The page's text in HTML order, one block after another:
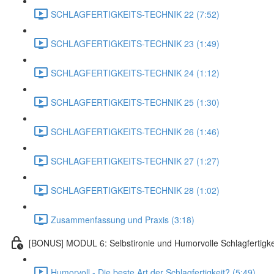
SCHLAGFERTIGKEITS-TECHNIK 22 (7:52)
SCHLAGFERTIGKEITS-TECHNIK 23 (1:49)
SCHLAGFERTIGKEITS-TECHNIK 24 (1:12)
SCHLAGFERTIGKEITS-TECHNIK 25 (1:30)
SCHLAGFERTIGKEITS-TECHNIK 26 (1:46)
SCHLAGFERTIGKEITS-TECHNIK 27 (1:27)
SCHLAGFERTIGKEITS-TECHNIK 28 (1:02)
Zusammenfassung und Praxis (3:18)
[BONUS] MODUL 6: Selbstironie und Humorvolle